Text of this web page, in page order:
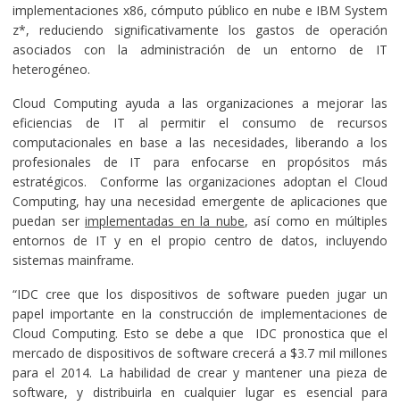
implementaciones x86, cómputo público en nube e IBM System
z*, reduciendo significativamente los gastos de operación
asociados con la administración de un entorno de IT
heterogéneo.
Cloud Computing ayuda a las organizaciones a mejorar las
eficiencias de IT al permitir el consumo de recursos
computacionales en base a las necesidades, liberando a los
profesionales de IT para enfocarse en propósitos más
estratégicos. Conforme las organizaciones adoptan el Cloud
Computing, hay una necesidad emergente de aplicaciones que
puedan serimplementadas en la nube, así como en múltiples
entornos de IT y en el propio centro de datos, incluyendo
sistemas mainframe.
“IDC cree que los dispositivos de software pueden jugar un
papel importante en la construcción de implementaciones de
Cloud Computing. Esto se debe a que IDC pronostica que el
mercado de dispositivos de software crecerá a $3.7 mil millones
para el 2014. La habilidad de crear y mantener una pieza de
software, y distribuirla en cualquier lugar es esencial para